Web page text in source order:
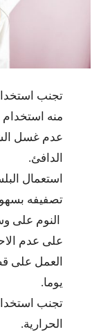
تجنب
منه
عدم غسل
الدافئ.
استعمال
تصفيفه
النوم على
على عدم
يوما.
تجنب
الحرارية.